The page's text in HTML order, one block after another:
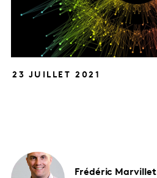
23 JUILLET 2021
Frédéric Marvillet